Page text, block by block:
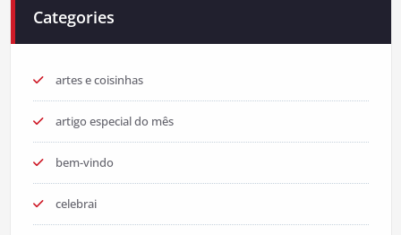
Categories
artes e coisinhas
artigo especial do mês
bem-vindo
celebrai